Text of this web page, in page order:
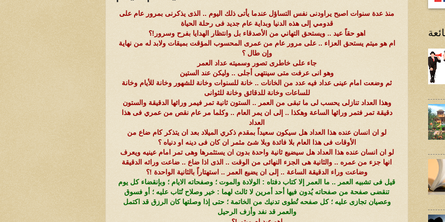
منذ عدة سنوات اصبح يراودنى نفس التساؤل عندما يأتى ذلك اليوم .. الذى يذكرنى بمرور عام على
قدومي إلى هذه الدنيا وبداية عام جديد فى رحلة الحياة
اهو حقاً عيد .. ويستحق التهاني من الأصدقاء بل وانتظار الهدايا بفرح وسرور!؟
ام هو ميتم يستحق العزاء .. على مرور عام من عمرى المحسوب المؤقت بميقات ولابد له من نهاية
وإن طال ؟
جاء على خاطرى تصور وسميته عداد العمر
وهو انى عرفت متى سينتهى أجلى .. وليكن عند الستين
ثم وضعت امام عينى عداد فيه عدد من الخانات .. خانة للسنوات وخانة للشهور وخانة للأيام وخانة
للساعات وخانة للدقائق وخانة للثوانى
وهذا العداد تنازلى يحسب لى ما تبقى من العمر .. الستون ثانية تمر فيمر ورائها الدقيقة والستون
دقيقة تمر فتمر ورائها الساعة وهكذا .. إلى ان يمر العام .. وكلما مر عام نقص من عمري فى هذا
العداد
لو ان انسان عنده هذا العداد هل سيكون سعيداً بمقدم ذكري الميلاد بعد ان يتذكر كام ضاع من
الأوقات فى هذا العام بلا فائدة وبلا شئ مثمر ان كان فى دينه او دنياه ؟
لو ان انسان عنده هذا العداد هل سيضيع ثانية واحدة بدون ان يستثمرها وهى تمر امام عينيه ويعرف
انها جزء من عمره .. والثانية هى الجزء النهائى من الوقت .. الذى اذا ضاع .. ضاعت ورائه الدقيقة
وضاعت وراء الدقيقة الساعة .. إلى ان يضيع العمر .. استهتاراً بالثانية الواحدة !؟
قيل فى تشبيه العمر .. ما العمر إلا كتاب دفتاه : الولادة والموت ؛ وصفحاته الايام ؛ وبإنقضاء كل يوم
تنقضى صفحة من صفحاته يُدون فيها أحد أمرين لا ثالث لهما : خير وصلاح تُثاب عليه ؛ أو فسوق
وعصيان تجازى عليه ؛ كل صفحه تُطوى تدنيك من الخاتمة ؛ حتى إذا وصلتها كان الرزق قد اكتمل
والعمر قد نفد وأزف الرحيل